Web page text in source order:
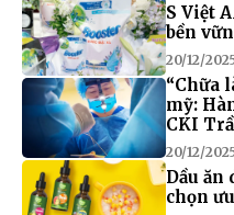
S Việt
bền
20/12/
“Chữa
mỹ:
CKI
20/12/
Dầu ăn
chọn